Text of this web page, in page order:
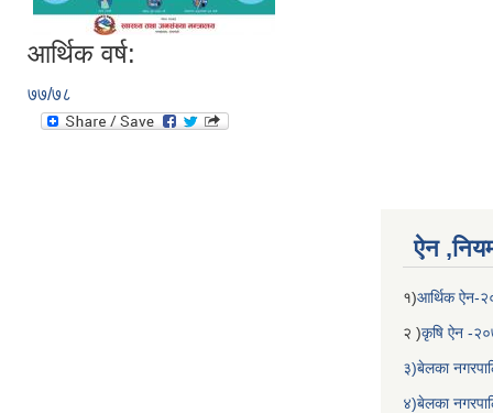
आर्थिक वर्ष:
७७/७८
ऐन
१)आर्थिक ऐन-
२ )कृषि ऐन -
३)बेलका
४)बेलका